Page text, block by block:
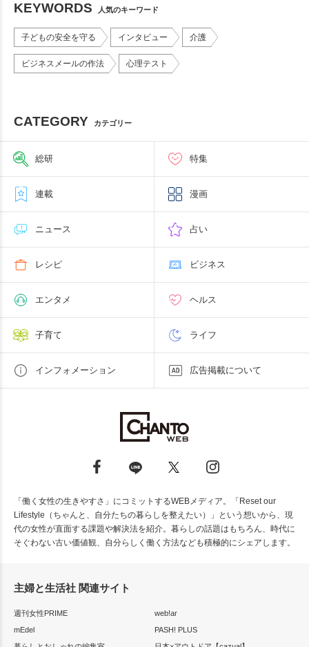
KEYWORDS 人気のキーワード
子どもの安全を守る インタビュー 介護
ビジネスメールの作法 心理テスト
CATEGORY カテゴリー
総研 特集
連載 漫画
ニュース 占い
レシピ ビジネス
エンタメ ヘルス
子育て ライフ
インフォメーション 広告掲載について
「働く女性の生きやすさ」にコミットするWEBメディア。「Reset our
Lifestyle（ちゃんと、自分たちの暮らしを整えたい）」という想いから、現
代の女性が直面する課題や解決法を紹介。暮らしの話題はもちろん、時代に
そぐわない古い価値観、自分らしく働く方法なども積極的にシェアします。
主婦と生活社 関連サイト
週刊女性PRIME
web!ar
mEdel
PASH! PLUS